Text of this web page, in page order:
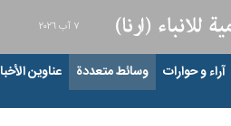
٧ آب ٢٠٢٦
آراء و حوارات وسائط متعددة عناوين